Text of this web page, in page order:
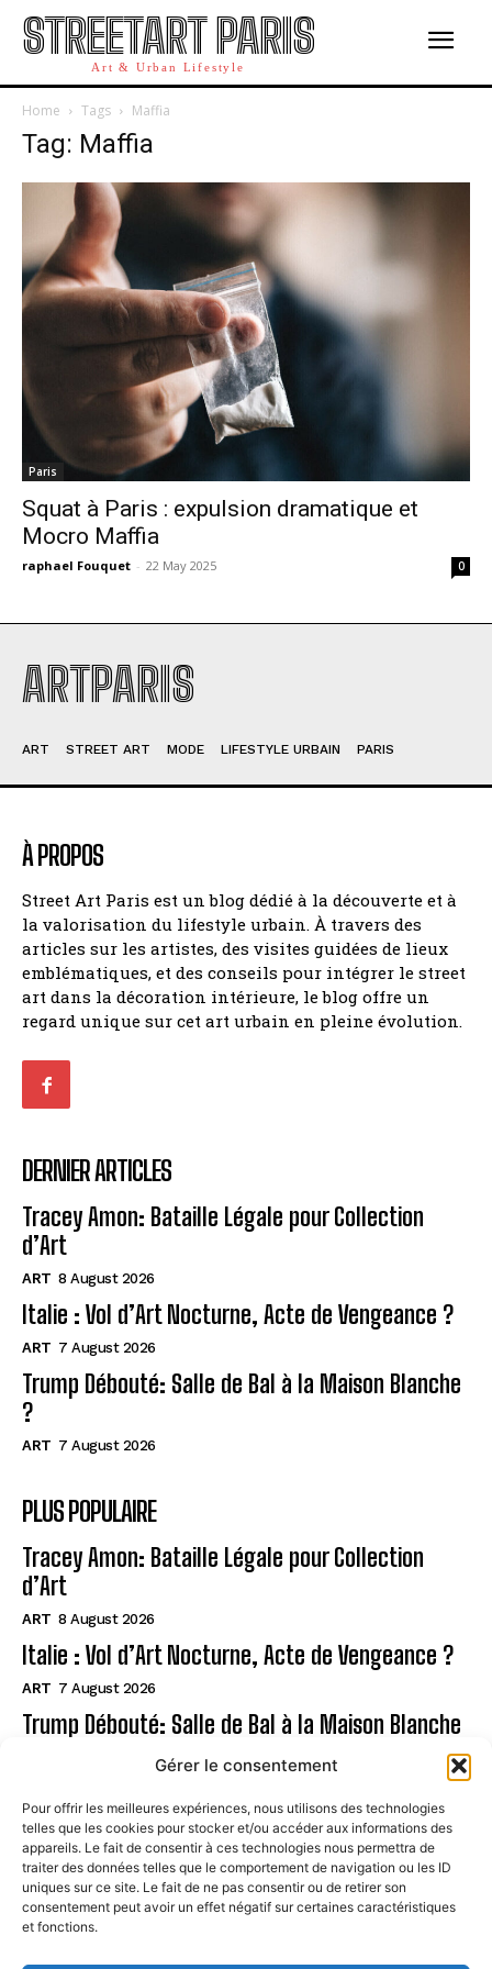
Gérer le consentement
Pour offrir les meilleures expériences, nous utilisons des technologies
telles que les cookies pour stocker et/ou accéder aux informations des
appareils. Le fait de consentir à ces technologies nous permettra de
traiter des données telles que le comportement de navigation ou les ID
uniques sur ce site. Le fait de ne pas consentir ou de retirer son
consentement peut avoir un effet négatif sur certaines caractéristiques
et fonctions.
STREETART PARIS
Art & Urban Lifestyle
Home Tags Maffia
Tag: Maffia
Paris
Squat à Paris : expulsion dramatique et
Mocro Maffia
raphael Fouquet - 22 May 2025 0
ARTPARIS
ART STREET ART MODE LIFESTYLE URBAIN PARIS
À PROPOS
Street Art Paris est un blog dédié à la découverte et à
la valorisation du lifestyle urbain. À travers des
articles sur les artistes, des visites guidées de lieux
emblématiques, et des conseils pour intégrer le street
art dans la décoration intérieure, le blog offre un
regard unique sur cet art urbain en pleine évolution.
DERNIER ARTICLES
Tracey Amon: Bataille Légale pour Collection
d’Art
ART 8 August 2026
Italie : Vol d’Art Nocturne, Acte de Vengeance ?
ART 7 August 2026
Trump Débouté: Salle de Bal à la Maison Blanche
?
ART 7 August 2026
PLUS POPULAIRE
Tracey Amon: Bataille Légale pour Collection
d’Art
ART 8 August 2026
Italie : Vol d’Art Nocturne, Acte de Vengeance ?
ART 7 August 2026
Trump Débouté: Salle de Bal à la Maison Blanche
Page
CONTACT
MENTIONS LÉGALES